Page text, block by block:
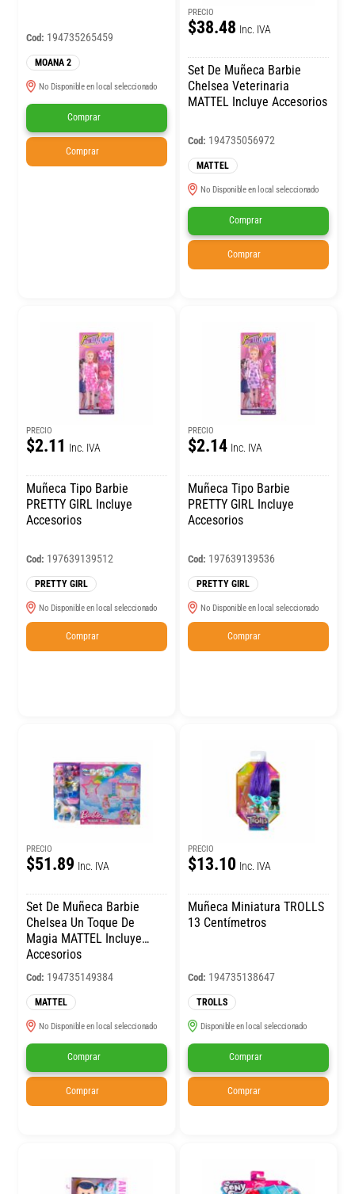
Cod: 194735265459
MOANA 2
No Disponible en local seleccionado
Comprar
Comprar
PRECIO
$38.48 Inc. IVA
Set De Muñeca Barbie
Chelsea Veterinaria
MATTEL Incluye Accesorios
Cod: 194735056972
MATTEL
No Disponible en local seleccionado
Comprar
Comprar
PRECIO
$2.11 Inc. IVA
Muñeca Tipo Barbie
PRETTY GIRL Incluye
Accesorios
Cod: 197639139512
PRETTY GIRL
No Disponible en local seleccionado
Comprar
PRECIO
$2.14 Inc. IVA
Muñeca Tipo Barbie
PRETTY GIRL Incluye
Accesorios
Cod: 197639139536
PRETTY GIRL
No Disponible en local seleccionado
Comprar
PRECIO
$51.89 Inc. IVA
Set De Muñeca Barbie
Chelsea Un Toque De
Magia MATTEL Incluye
Accesorios
Cod: 194735149384
MATTEL
No Disponible en local seleccionado
Comprar
Comprar
PRECIO
$13.10 Inc. IVA
Muñeca Miniatura TROLLS
13 Centímetros
Cod: 194735138647
TROLLS
Disponible en local seleccionado
Comprar
Comprar